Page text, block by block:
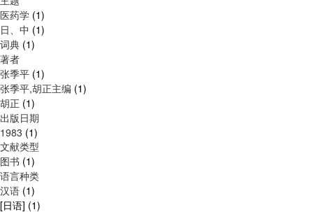
医药学 (1)
日、中 (1)
词典 (1)
著者
张季平 (1)
张季平,胡正主编 (1)
胡正 (1)
出版日期
1983 (1)
文献类型
图书 (1)
语言种类
汉语 (1)
[日语] (1)